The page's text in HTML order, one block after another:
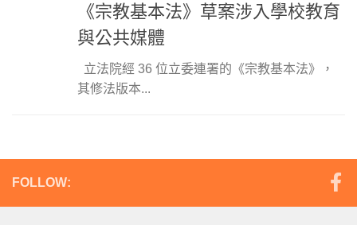
《宗教基本法》草案涉入學校教育
與公共媒體
立法院經 36 位立委連署的《宗教基本法》，
其修法版本...
FOLLOW: